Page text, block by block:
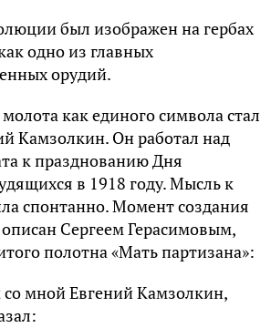
был изображен на гербах
одно из главных
орудий.
как единого символа стал
Камзолкин. Он работал над
к празднованию Дня
в 1918 году. Мысль к
спонтанно. Момент создания
Сергеем Герасимовым,
полотна «Мать партизана»:
мной Евгений Камзолкин,